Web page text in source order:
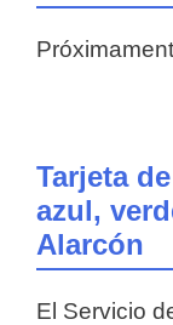
Tarjeta
azul,
Alarcón
El Servicio